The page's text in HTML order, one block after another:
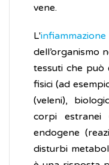
vene.
L'infiammazione
dell’organismo
tessuti che può
fisici (ad
(veleni),
corpi estranei
endogene
disturbi